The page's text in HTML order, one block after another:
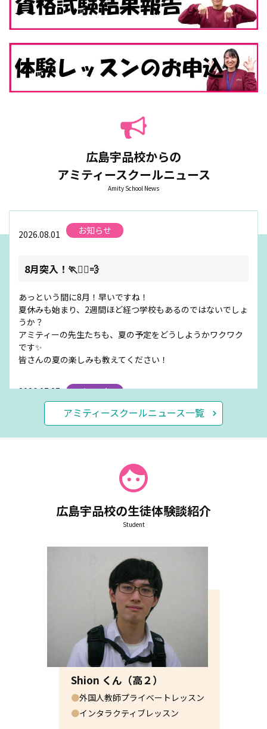
広島宇品校からの
アミティースクールニュース
Amity School News
2026.08.01 お知らせ
8月突入！🏃🏃‍♀️💨
あっという間に8月！早いですね！
夏休みも始まり、2週間ほど経つ学校もあるのではないでしょ
うか？
アミティーの先生たちも、夏の予定をどうしようかワクワク
です✨
皆さんの夏の楽しみも教えてください！
2026.07.27 イベント
🌻明日から🌻体験ウィーク開催！
🍉新しいことに挑戦したい！
🌻楽しく英語を体験したい！
など、夏休みは英語に楽しく触れられる絶好の機会☀️
イベント
※時間変更あり※🍉7/25(土)無料イベントのお知ら
7/25(土)にキッズイベントを開催します！対象は、小学６年
生までのお子様と保護者の皆様、1回１５分程度のイベントで
アミティースクールニュース一覧
広島宇品校の生徒体験談紹介
Student
Shion くん（高２）
●外国人教師プライベートレッスン
●インタラクティブレッスン